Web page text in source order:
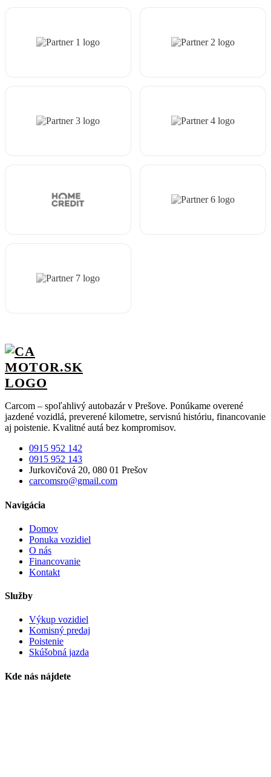
Carcom – spoľahlivý autobazár v Prešove. Ponúkame overené
jazdené vozidlá, preverené kilometre, servisnú históriu, financovanie
aj poistenie. Kvalitné autá bez kompromisov.
0915 952 142
0915 952 143
Jurkovičová 20, 080 01 Prešov
carcomsro@gmail.com
Navigácia
Domov
Ponuka vozidiel
O nás
Financovanie
Kontakt
Služby
Výkup vozidiel
Komisný predaj
Poistenie
Skúšobná jazda
Kde nás nájdete